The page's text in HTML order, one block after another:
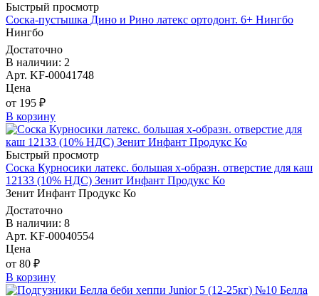
Быстрый просмотр
Соска-пустышка Дино и Рино латекс ортодонт. 6+ Нингбо
Нингбо
Достаточно
В наличии: 2
Арт. KF-00041748
Цена
от 195 ₽
В корзину
Быстрый просмотр
Соска Курносики латекс. большая х-образн. отверстие для каш
12133 (10% НДС) Зенит Инфант Продукс Ко
Зенит Инфант Продукс Ко
Достаточно
В наличии: 8
Арт. KF-00040554
Цена
от 80 ₽
В корзину